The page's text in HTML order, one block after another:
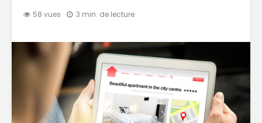
58 vues 3 min. de lecture